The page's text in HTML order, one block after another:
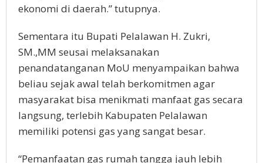
ekonomi di daerah.” tutupnya.
Sementara itu Bupati Pelalawan H. Zukri,
SM.,MM seusai melaksanakan
penandatanganan MoU menyampaikan bahwa
beliau sejak awal telah berkomitmen agar
masyarakat bisa menikmati manfaat gas secara
langsung, terlebih Kabupaten Pelalawan
memiliki potensi gas yang sangat besar.
“Pemanfaatan gas rumah tangga jauh lebih